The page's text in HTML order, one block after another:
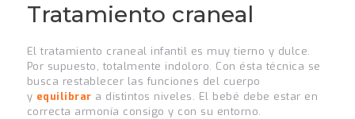
Tratamiento craneal
El tratamiento craneal infantil es muy tierno y dulce.
Por supuesto, totalmente indoloro. Con ésta técnica se
busca restablecer las funciones del cuerpo
y equilibrar a distintos niveles. El bebé debe estar en
correcta armonía consigo y con su entorno.